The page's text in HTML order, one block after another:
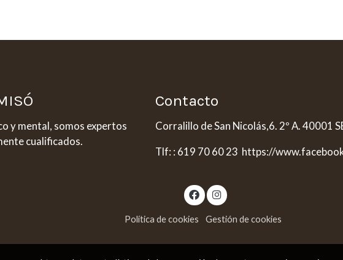
y mental, somos expertos
cualificados.
Contacto
Corralillo de San Nicolás,6. 2º A. 40001
Tlf: : 619 70 60 23 https://
Política de cookies Gestión de cookies